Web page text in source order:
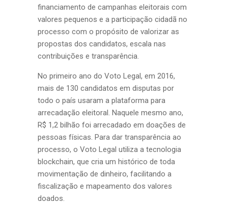
financiamento de campanhas eleitorais com
valores pequenos e a participação cidadã no
processo com o propósito de valorizar as
propostas dos candidatos, escala nas
contribuições e transparência.
No primeiro ano do Voto Legal, em 2016,
mais de 130 candidatos em disputas por
todo o país usaram a plataforma para
arrecadação eleitoral. Naquele mesmo ano,
R$ 1,2 bilhão foi arrecadado em doações de
pessoas físicas. Para dar transparência ao
processo, o Voto Legal utiliza a tecnologia
blockchain, que cria um histórico de toda
movimentação de dinheiro, facilitando a
fiscalização e mapeamento dos valores
doados.